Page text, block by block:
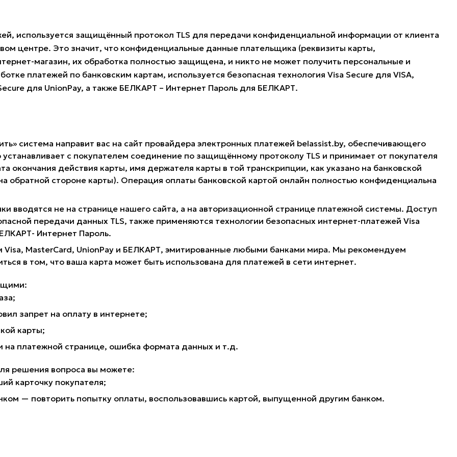
используется защищённый протокол TLS для передачи конфиденциальной информации от клиента
центре. Это значит, что конфиденциальные данные плательщика (реквизиты карты,
магазин, их обработка полностью защищена, и никто не может получить персональные и
платежей по банковским картам, используется безопасная технология Visa Secure для VISA,
для UnionPay, а также БЕЛКАРТ – Интернет Пароль для БЕЛКАРТ.
система направит вас на сайт провайдера электронных платежей belassist.by, обеспечивающего
с покупателем соединение по защищённому протоколу TLS и принимает от покупателя
окончания действия карты, имя держателя карты в той транскрипции, как указано на банковской
обратной стороне карты). Операция оплаты банковской картой онлайн полностью конфиденциальна
вводятся не на странице нашего сайта, а на авторизационной странице платежной системы. Доступ
передачи данных TLS, также применяются технологии безопасных интернет-платежей Visa
Интернет Пароль.
MasterCard, UnionPay и БЕЛКАРТ, эмитированные любыми банками мира. Мы рекомендуем
в том, что ваша карта может быть использована для платежей в сети интернет.
запрет на оплату в интернете;
карты;
платежной странице, ошибка формата данных и т.д.
решения вопроса вы можете:
карточку покупателя;
— повторить попытку оплаты, воспользовавшись картой, выпущенной другим банком.